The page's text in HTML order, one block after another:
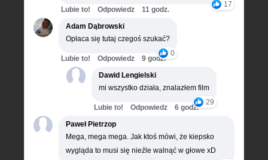
17
Lubie to! Odpowiedz
11 godz.
Adam Dąbrowski
Opłaca się tutaj czegoś szukać?
0
Lubie to! Odpowiedz
9 godz.
Dawid Lengielski
mi wszystko działa, znalazłem film
29
Lubie to! Odpowiedz
6 godz.
Paweł Pietrzop
Mega, mega mega. Jak ktoś mówi, że kiepsko
wygląda to musi się nieźle walnąć w głowe xD